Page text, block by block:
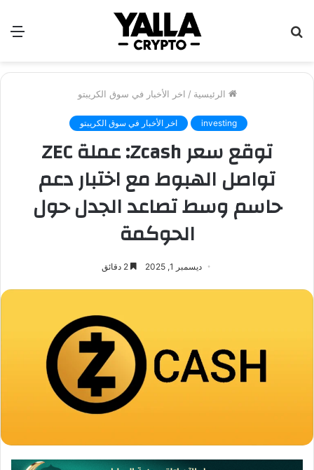
الرئيسية / اخر الأخبار في سوق الكريبتو
investing اخر الأخبار في سوق الكريبتو
توقع سعر Zcash: عملة ZEC
تواصل الهبوط مع اختبار دعم
حاسم وسط تصاعد الجدل حول
الحوكمة
ديسمبر 1, 2025